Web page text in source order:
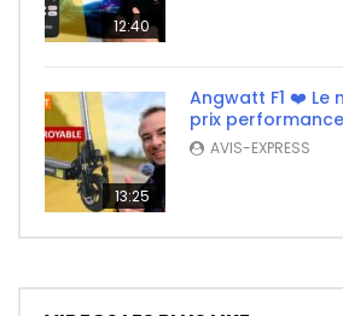
12:40
13:25
Angwatt F1 ❤️ Le
prix
AVIS-EXPRESS